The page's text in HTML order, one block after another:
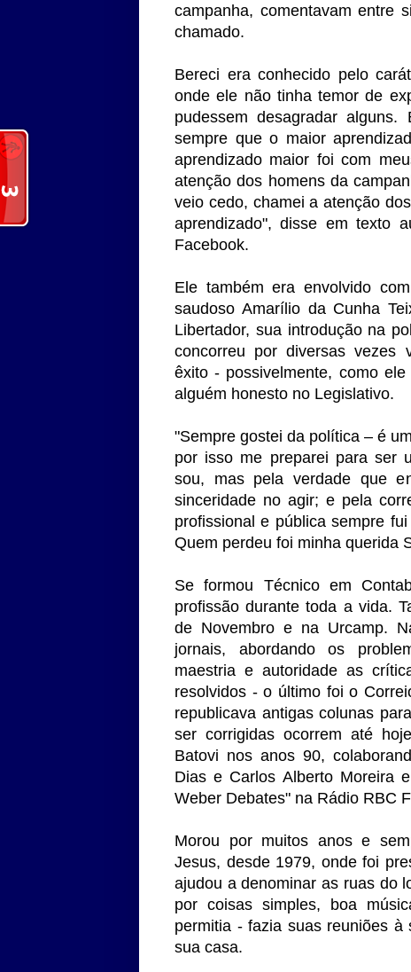
campanha, comentavam entre
chamado.
Bereci era conhecido pelo
onde ele não tinha temor de
pudessem desagradar
sempre que o maior
aprendizado maior foi com
atenção dos homens da
veio cedo, chamei a atenção
aprendizado", disse em texto
Facebook.
Ele também era envolvido
saudoso Amarílio da Cunha
Libertador, sua introdução na
concorreu por diversas vezes
êxito - possivelmente, como
alguém honesto no Legislativo.
"Sempre gostei da política – é
por isso me preparei para ser
sou, mas pela verdade que
sinceridade no agir; e pela
profissional e pública sempre
Quem perdeu foi minha querida
Se formou Técnico em
profissão durante toda a vida.
de Novembro e na Urcamp.
jornais, abordando os
maestria e autoridade as
resolvidos - o último foi o
republicava antigas colunas
ser corrigidas ocorrem até
Batovi nos anos 90,
Dias e Carlos Alberto Moreira
Weber Debates" na Rádio RBC
Morou por muitos anos e
Jesus, desde 1979, onde foi
ajudou a denominar as ruas do
por coisas simples, boa
permitia - fazia suas reuniões
sua casa.